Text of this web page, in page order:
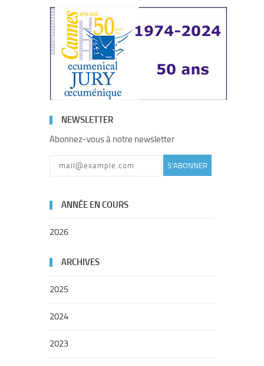
NEWSLETTER
Abonnez-vous à notre newsletter
S'ABONNER
ANNÉE EN COURS
2026
ARCHIVES
2025
2024
2023